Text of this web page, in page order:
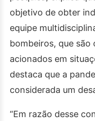
objetivo de obter
equipe
bombeiros, que são
acionados em
destaca que a
considerada um
“Em razão desse